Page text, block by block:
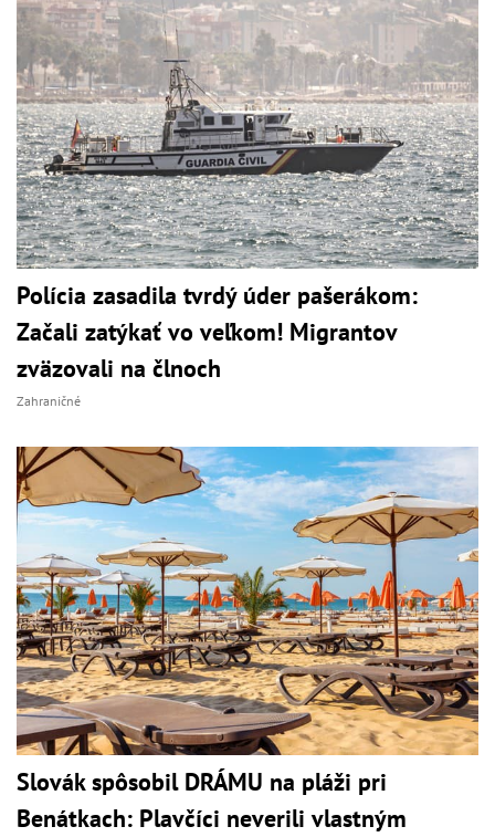
Polícia zasadila tvrdý úder pašerákom:
Začali zatýkať vo veľkom! Migrantov
zväzovali na člnoch
Zahraničné
Slovák spôsobil DRÁMU na pláži pri
Benátkach: Plavčíci neverili vlastným